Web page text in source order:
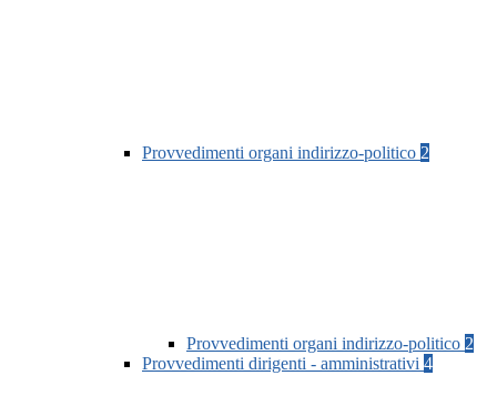
Provvedimenti organi indirizzo-politico 2
Provvedimenti organi indirizzo-politico 2
Provvedimenti dirigenti - amministrativi 4